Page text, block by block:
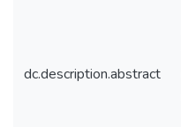
dc.description.abstract